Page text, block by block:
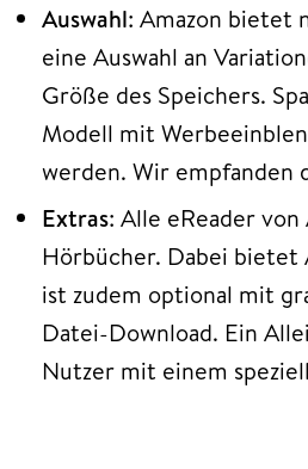
Auswahl: Amazon bietet
eine Auswahl an
Größe des Speichers.
Modell mit
werden. Wir empfanden
Extras: Alle eReader
Hörbücher. Dabei bietet
ist zudem optional mit
Datei-Download. Ein
Nutzer mit einem